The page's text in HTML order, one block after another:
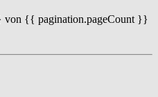
von {{ pagination.pageCount }}